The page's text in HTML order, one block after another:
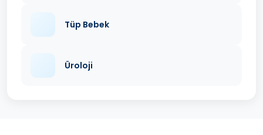
Tüp Bebek
Üroloji